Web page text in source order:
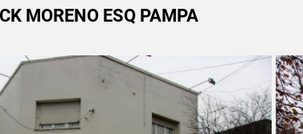
MORENO ESQ PAMPA